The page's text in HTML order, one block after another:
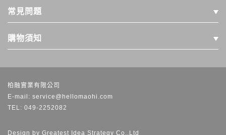
常見問題
購物須知
柏融實業有限公司
E-mail: service@hellomaohi.com
TEL: 049-2252082
Design by Greatest Idea Strategy Co.,Ltd